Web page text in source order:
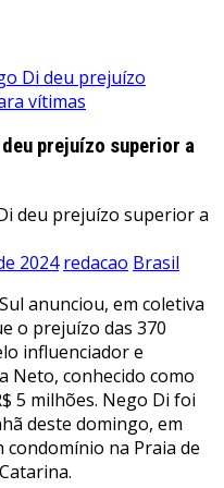
Di deu prejuízo
vítimas
prejuízo superior a
2024 redacao Brasil
anunciou, em coletiva
o prejuízo das 370
influenciador e
Neto, conhecido como
5 milhões. Nego Di foi
deste domingo, em
condomínio na Praia de